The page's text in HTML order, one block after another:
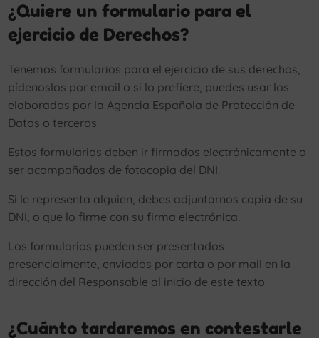
¿Quiere un formulario para el
ejercicio de Derechos?
Tenemos formularios para el ejercicio de sus derechos,
pídenoslos por email o si lo prefiere, puedes usar los
elaborados por la Agencia Española de Protección de
Datos o terceros.
Estos formularios deben ir firmados electrónicamente o
ser acompañados de fotocopia del DNI.
Si le representa alguien, debes adjuntarnos copia de su
DNI, o que lo firme con su firma electrónica.
Los formularios pueden ser presentados
presencialmente, enviados por carta o por mail en la
dirección del Responsable al inicio de este texto.
¿Cuánto tardaremos en contestarle